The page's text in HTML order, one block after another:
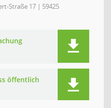
Straße 17 | 59425
öffentlich